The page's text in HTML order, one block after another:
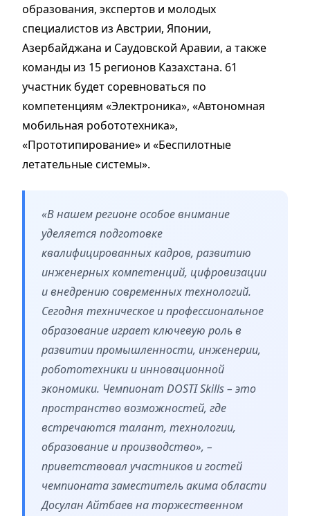
образования, экспертов и молодых
специалистов из Австрии, Японии,
Азербайджана и Саудовской Аравии, а также
команды из 15 регионов Казахстана. 61
участник будет соревноваться по
компетенциям «Электроника», «Автономная
мобильная робототехника»,
«Прототипирование» и «Беспилотные
летательные системы».
«В нашем регионе особое внимание
уделяется подготовке
квалифицированных кадров, развитию
инженерных компетенций, цифровизации
и внедрению современных технологий.
Сегодня техническое и профессиональное
образование играет ключевую роль в
развитии промышленности, инженерии,
робототехники и инновационной
экономики. Чемпионат DOSTI Skills – это
пространство возможностей, где
встречаются талант, технологии,
образование и производство», –
приветствовал участников и гостей
чемпионата заместитель акима области
Досулан Айтбаев на торжественном